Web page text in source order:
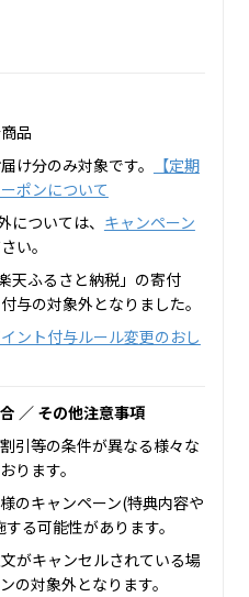
品
け分のみ対象です。
【定期
ポンについて
ついては、 キャンペーン
い。
天ふるさと納税」の寄付
与の対象外となりました。
ント付与ルール変更のおし
／ その他注意事項
引等の条件が異なる様々な
ります。
のキャンペーン(特典内容や
る可能性があります。
がキャンセルされている場
の対象外となります。